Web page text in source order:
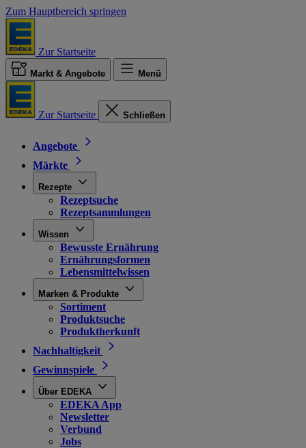
Zum Hauptbereich springen
Zur Startseite
Markt & Angebote Menü
Zur Startseite Schließen
Angebote
Märkte
Rezepte
Rezeptsuche
Rezeptsammlungen
Wissen
Bewusste Ernährung
Ernährungsformen
Lebensmittelwissen
Marken & Produkte
Sortiment
Produktsuche
Produktherkunft
Nachhaltigkeit
Gewinnspiele
Über EDEKA
EDEKA App
Newsletter
Verbund
Jobs